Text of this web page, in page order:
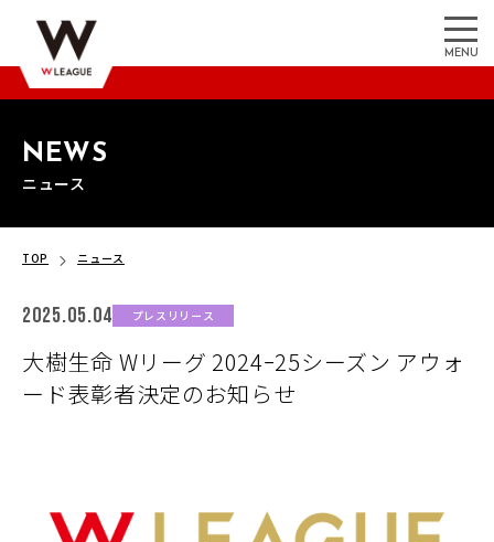
MENU
NEWS
ニュース
TOP ニュース
2025.05.04 プレスリリース
大樹生命 Wリーグ 2024ｰ25シーズン アウォ
ード表彰者決定のお知らせ